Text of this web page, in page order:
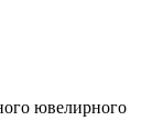
ювелирного